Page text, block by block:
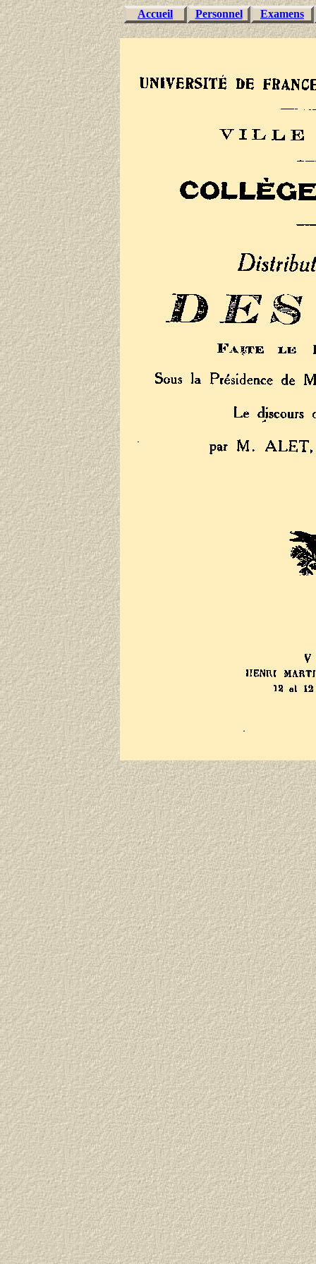
Accueil Personnel Examens